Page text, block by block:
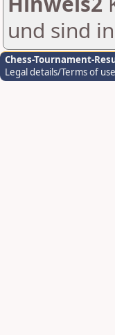
und sind
Chess-Tournament-
Legal details/Terms of use